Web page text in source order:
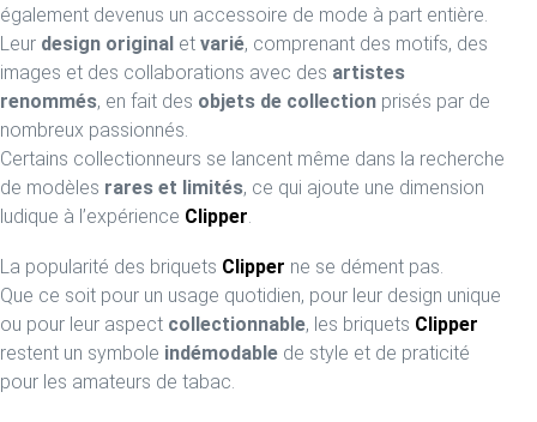
également devenus un accessoire de mode à part entière.
Leur design original et varié, comprenant des motifs, des
images et des collaborations avec des artistes
renommés, en fait des objets de collection prisés par de
nombreux passionnés.
Certains collectionneurs se lancent même dans la recherche
de modèles rares et limités, ce qui ajoute une dimension
ludique à l’expérience Clipper.
La popularité des briquets Clipper ne se dément pas.
Que ce soit pour un usage quotidien, pour leur design unique
ou pour leur aspect collectionnable, les briquets Clipper
restent un symbole indémodable de style et de praticité
pour les amateurs de tabac.